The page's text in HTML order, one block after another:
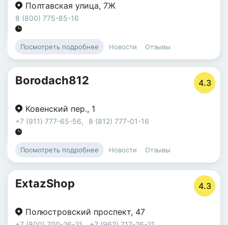
Полтавская улица, 7Ж
8 (800) 775-85-16
Посмотреть подробнее Новости Отзывы
Borodach812 4.3
Ковенский пер., 1
+7 (911) 777-65-56, 8 (812) 777-01-16
Посмотреть подробнее Новости Отзывы
ExtazShop 4.3
Полюстровский проспект, 47